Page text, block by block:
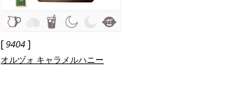
[9404]
オルヅォ キャラメルハニー